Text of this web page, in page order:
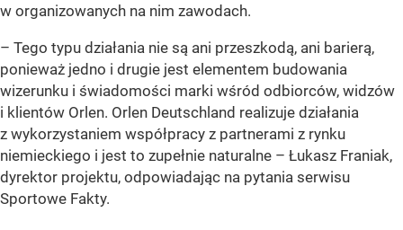
w organizowanych na nim zawodach.
– Tego typu działania nie są ani przeszkodą, ani barierą,
ponieważ jedno i drugie jest elementem budowania
wizerunku i świadomości marki wśród odbiorców, widzów
i klientów Orlen. Orlen Deutschland realizuje działania
z wykorzystaniem współpracy z partnerami z rynku
niemieckiego i jest to zupełnie naturalne – Łukasz Franiak,
dyrektor projektu, odpowiadając na pytania serwisu
Sportowe Fakty.